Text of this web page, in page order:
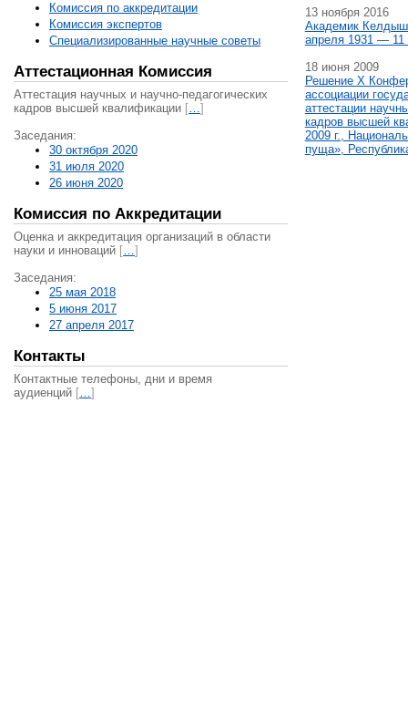
Комиссия по аккредитации
Комиссия экспертов
Специализированные научные советы
Аттестационная Комиссия
Аттестация научных и научно-педагогических
кадров высшей квалификации […]
Заседания:
30 октября 2020
31 июля 2020
26 июня 2020
Комиссия по Аккредитации
Оценка и аккредитация организаций в области
науки и инноваций […]
Заседания:
25 мая 2018
5 июня 2017
27 апреля 2017
Контакты
Контактные телефоны, дни и время
аудиенций […]
13 ноября 2016
Академик
апреля 1931 — 11
18 июня 2009
Решение X
ассоциации
аттестации
кадров высшей
2009 г.,
пуща»,